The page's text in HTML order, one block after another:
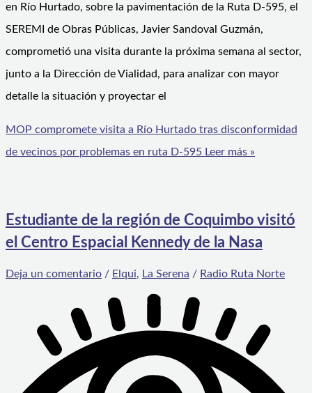
en Río Hurtado, sobre la pavimentación de la Ruta D-595, el
SEREMI de Obras Públicas, Javier Sandoval Guzmán,
comprometió una visita durante la próxima semana al sector,
junto a la Dirección de Vialidad, para analizar con mayor
detalle la situación y proyectar el
MOP compromete visita a Río Hurtado tras disconformidad
de vecinos por problemas en ruta D-595 Leer más »
Estudiante de la región de Coquimbo visitó
el Centro Espacial Kennedy de la Nasa
Deja un comentario / Elqui, La Serena / Radio Ruta Norte